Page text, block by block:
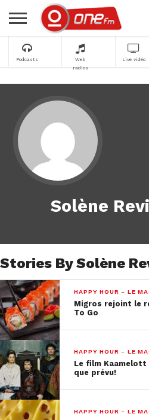
Podcasts
Web
radios
Live vidéo
Solène
Stories By Solène
HAPPY HOUR - LE
Migros rejoint le
To Go
HAPPY HOUR - LE
Le film
que prévu!
HAPPY HOUR - LE